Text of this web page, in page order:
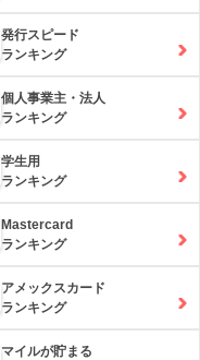
発行スピード
ランキング
個人事業主・法人
ランキング
学生用
ランキング
Mastercard
ランキング
アメックスカード
ランキング
マイルが貯まる